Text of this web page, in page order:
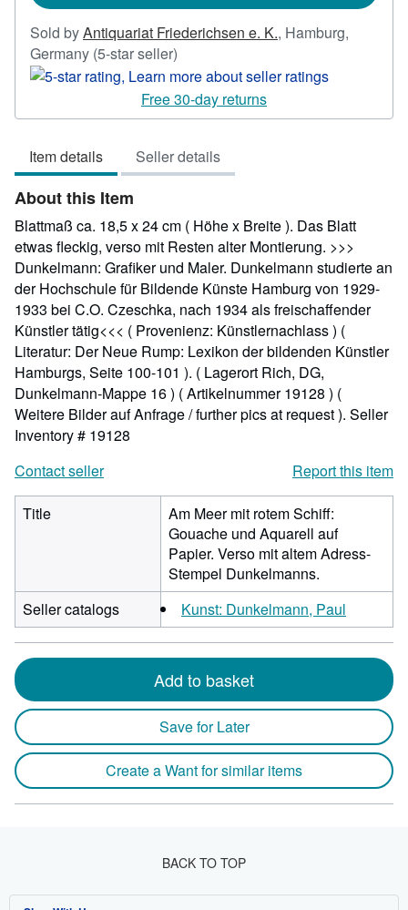
Sold byAntiquariat Friederichsen e. K., Hamburg,
Germany (5-star seller)
rating
5
out
5
stars
Free 30-day returns
Item details Seller details
About this Item
Blattmaß ca. 18,5 x 24 cm ( Höhe x Breite ). Das Blatt
etwas fleckig, verso mit Resten alter Montierung. >>>
Dunkelmann: Grafiker und Maler. Dunkelmann studierte an
der Hochschule für Bildende Künste Hamburg von 1929-
1933 bei C.O. Czeschka, nach 1934 als freischaffender
Künstler tätig<<< ( Provenienz: Künstlernachlass ) (
Literatur: Der Neue Rump: Lexikon der bildenden Künstler
Hamburgs, Seite 100-101 ). ( Lagerort Rich, DG,
Dunkelmann-Mappe 16 ) ( Artikelnummer 19128 ) (
Weitere Bilder auf Anfrage / further pics at request ). Seller
Inventory # 19128
Contact seller
Report this item
Title
Am Meer mit rotem Schiff:
Gouache und Aquarell auf
Papier. Verso mit altem Adress-
Stempel Dunkelmanns.
Seller catalogs
Kunst: Dunkelmann, Paul
Add to basket
Save for Later
Create a Want for similar items
BACK TO TOP